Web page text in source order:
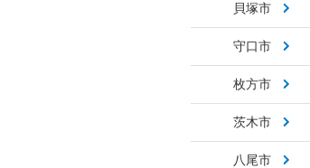
貝塚市
守口市
枚方市
茨木市
八尾市